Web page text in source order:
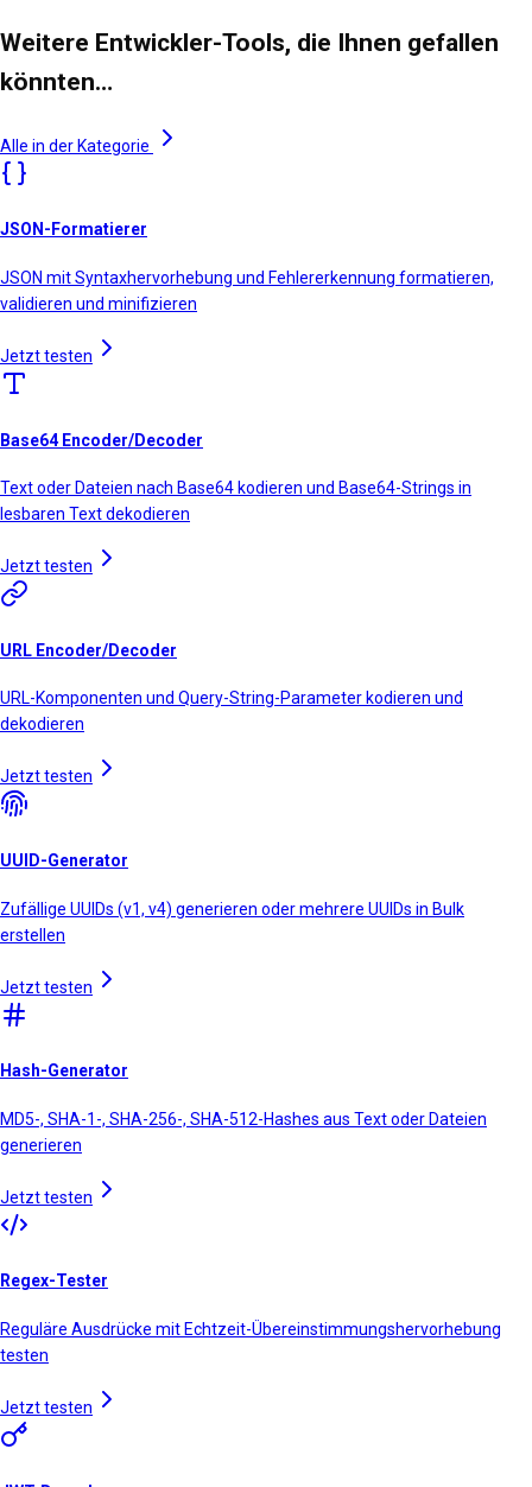
Weitere Entwickler-Tools, die Ihnen gefallen
könnten…
Alle in der Kategorie
JSON-Formatierer
JSON mit Syntaxhervorhebung und Fehlererkennung formatieren,
validieren und minifizieren
Jetzt testen
Base64 Encoder/Decoder
Text oder Dateien nach Base64 kodieren und Base64-Strings in
lesbaren Text dekodieren
Jetzt testen
URL Encoder/Decoder
URL-Komponenten und Query-String-Parameter kodieren und
dekodieren
Jetzt testen
UUID-Generator
Zufällige UUIDs (v1, v4) generieren oder mehrere UUIDs in Bulk
erstellen
Jetzt testen
Hash-Generator
MD5-, SHA-1-, SHA-256-, SHA-512-Hashes aus Text oder Dateien
generieren
Jetzt testen
Regex-Tester
Reguläre Ausdrücke mit Echtzeit-Übereinstimmungshervorhebung
testen
Jetzt testen